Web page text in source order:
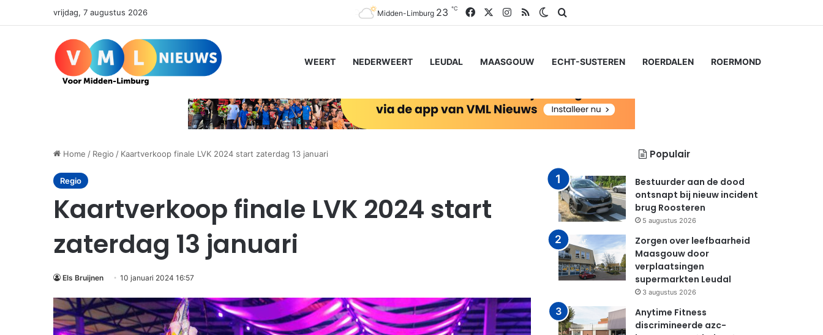
vrijdag, 7 augustus 2026 Midden-Limburg 23 ℃ FacebookInstagram
RSS Switch skin
WEERT NEDERWEERT LEUDAL MAASGOUW ECHT-SUSTEREN ROERDALEN ROERMOND
Home / Regio / Kaartverkoop finale LVK 2024 start zaterdag 13 januari
Regio
Kaartverkoop finale LVK 2024 start
zaterdag 13 januari
Els Bruijnen 10 januari 2024 16:57
Populair
Bestuurder aan de dood
ontsnapt bij nieuw incident
brug Roosteren
5 augustus 2026
Zorgen over leefbaarheid
Maasgouw door
verplaatsingen
supermarkten Leudal
3 augustus 2026
Anytime Fitness
discrimineerde azc-